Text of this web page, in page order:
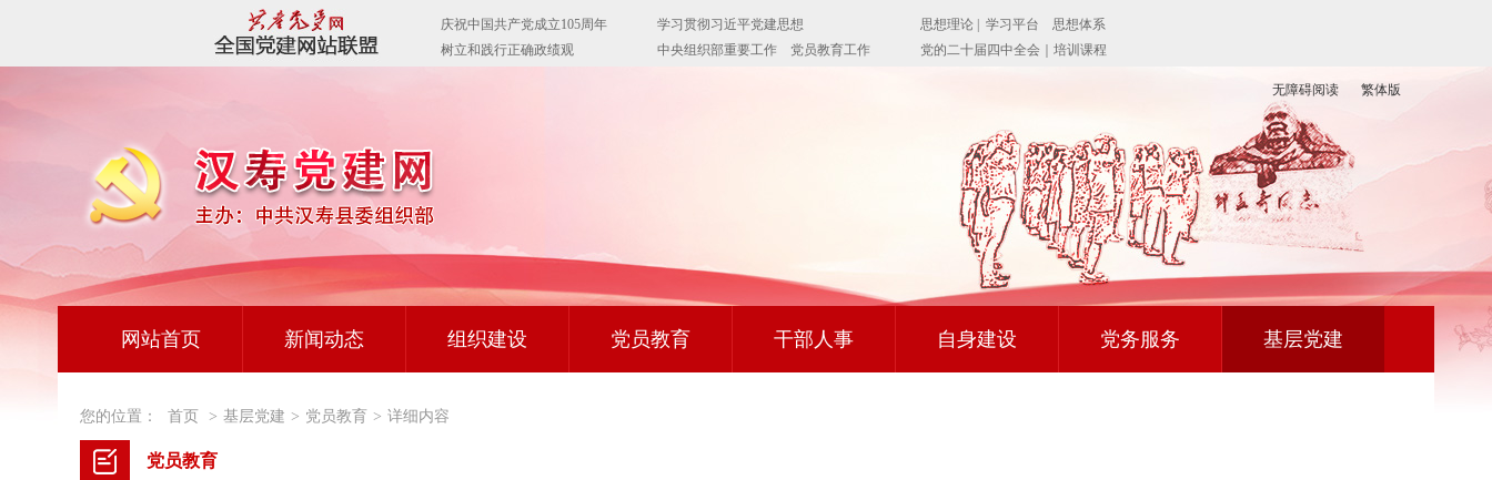
无障碍阅读 繁体版
网站首页 新闻动态 组织建设 党员教育 干部人事 自身建设 党务服务 基层党建
您的位置： 首页 > 基层党建 > 党员教育 > 详细内容
党员教育